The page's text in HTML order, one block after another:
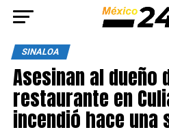
SINALOA
Asesinan al dueño
restaurante en
incendió hace una